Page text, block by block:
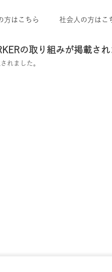
方はこちら 社会人の方はこ
の取り組みが掲載され
れました。